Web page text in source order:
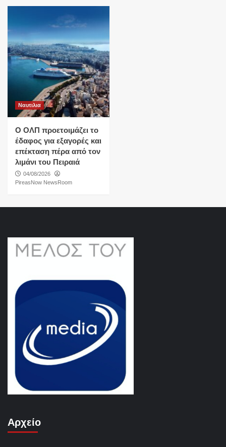
Ναυτιλια
O ΟΛΠ προετοιμάζει το
έδαφος για εξαγορές και
επέκταση πέρα από τον
λιμάνι του Πειραιά
04/08/2026
PireasNow NewsRoom
Αρχείο